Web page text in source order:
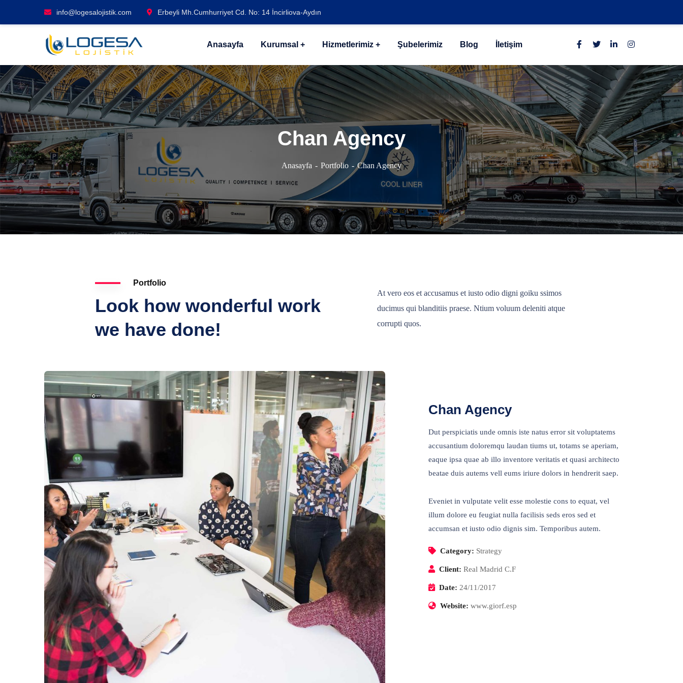
info@logesalojistik.com Erbeyli Mh.Cumhurriyet Cd. No: 14 İncirliova-Aydın
Anasayfa Kurumsal Hizmetlerimiz Şubelerimiz Blog İletişim
Chan Agency
Anasayfa Portfolio Chan Agency
Portfolio
Look how wonderful work
we have done!
At vero eos et accusamus et iusto odio digni goiku ssimos
ducimus qui blanditiis praese. Ntium voluum deleniti atque
corrupti quos.
Chan Agency
Dut perspiciatis unde omnis iste natus error sit voluptatems
accusantium doloremqu laudan tiums ut, totams se aperiam,
eaque ipsa quae ab illo inventore veritatis et quasi architecto
beatae duis autems vell eums iriure dolors in hendrerit saep.
Eveniet in vulputate velit esse molestie cons to equat, vel
illum dolore eu feugiat nulla facilisis seds eros sed et
accumsan et iusto odio dignis sim. Temporibus autem.
Category: Strategy
Client: Real Madrid C.F
Date: 24/11/2017
Website: www.giorf.esp
Logesa Lojistik 400 Araçlık filosu ile
şehiriçi ve şehirlerarası hizmet
vermektedir
Bağlantılar İletişim
Barbaros Mah. 5301/2 Sokak No:4
Kapı No:3 Bornova İZMİR
0505 087 35 10
0530 042 33 73
0545 495 01 52